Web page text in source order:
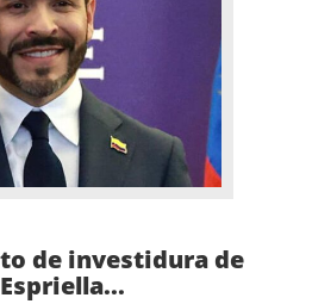
de investidura de